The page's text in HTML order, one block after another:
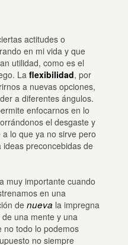
actitudes o
en mi vida y que
utilidad, como es el
Laflexibilidad, por
a nuevas opciones,
a diferentes ángulos.
enfocarnos en lo
el desgaste y
lo que ya no sirve pero
preconcebidas de
muy importante cuando
en una
denueva la impregna
una mente y una
no todo lo podemos
no siempre